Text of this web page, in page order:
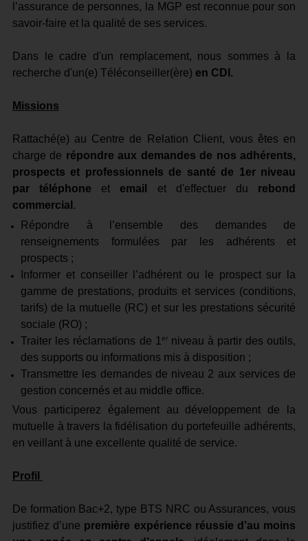
l’assurance de personnes, la MGP est reconnue pour son
savoir-faire et la qualité de ses services.
Dans le cadre d'un remplacement, nous sommes à la
recherche d'un(e) Téléconseiller(ère) en CDI.
Missions
Rattaché(e) au Centre de Relation Client, vous êtes en
charge de répondre aux demandes de nos adhérents,
prospects et professionnels de santé de 1er niveau
par téléphone et email et d'effectuer du rebond
commercial .
Répondre à l’ensemble des demandes de
renseignements formulées par les adhérents et
prospects ;
Informer et conseiller l’adhérent ou le prospect sur la
gamme de prestations, produits et services (conditions,
tarifs) de la mutuelle (RC) et sur les prestations sécurité
sociale (RO) ;
Traiter les réclamations de 1 erniveau à partir des outils,
des supports ou informations mis à disposition ;
Transmettre les demandes de niveau 2 aux services de
gestion concernés et au middle office.
Vous participerez également au développement de la
mutuelle à travers la fidélisation du portefeuille adhérents,
en veillant à une excellente qualité de service.
Profil
De formation Bac+2, type BTS NRC ou Assurances, vous
justifiez d’une première expérience réussie d’au moins